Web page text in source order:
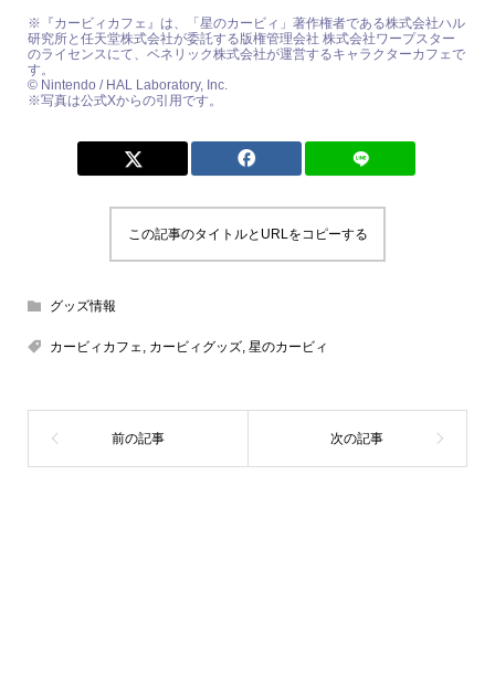
※『カービィカフェ』は、「星のカービィ」著作権者である株式会社ハル
研究所と任天堂株式会社が委託する版権管理会社 株式会社ワープスター
のライセンスにて、ベネリック株式会社が運営するキャラクターカフェで
す。
© Nintendo / HAL Laboratory, Inc.
※写真は公式Xからの引用です。
この記事のタイトルとURLをコピーする
グッズ情報
カービィカフェ カービィグッズ, 星のカービィ